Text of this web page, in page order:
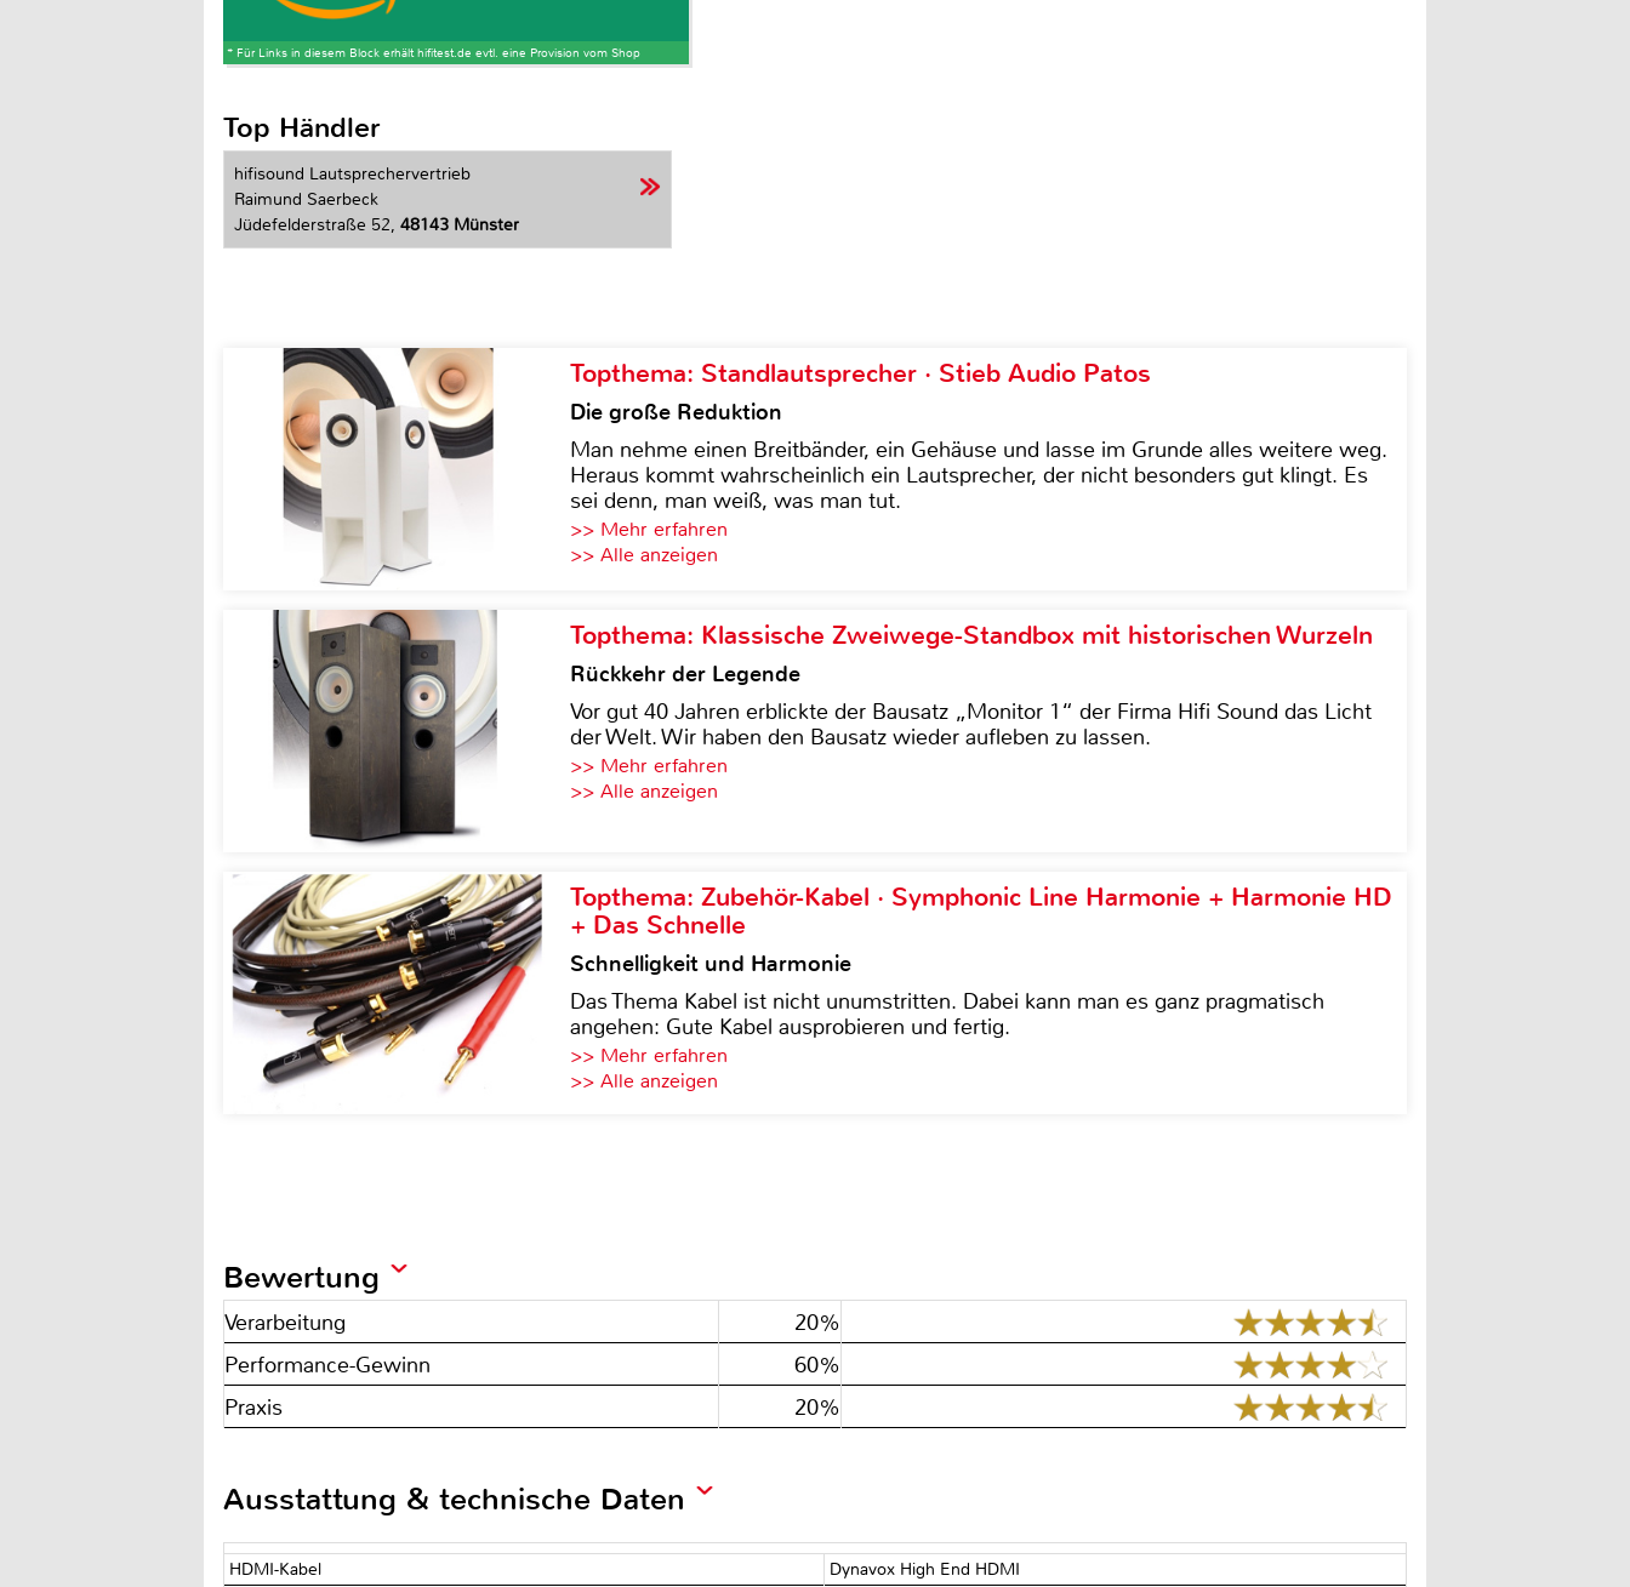
* Für Links in diesem Block erhält hifitest.de evtl. eine Provision vom Shop
Top Händler
hifisound Lautsprechervertrieb
Raimund Saerbeck
Jüdefelderstraße 52, 48143 Münster
Topthema: Standlautsprecher · Stieb Audio Patos
Die große Reduktion
Man nehme einen Breitbänder, ein Gehäuse und lasse im Grunde alles weitere weg.
Heraus kommt wahrscheinlich ein Lautsprecher, der nicht besonders gut klingt. Es
sei denn, man weiß, was man tut.
>> Mehr erfahren
>> Alle anzeigen
Topthema: Klassische Zweiwege-Standbox mit historischen Wurzeln
Rückkehr der Legende
Vor gut 40 Jahren erblickte der Bausatz „Monitor 1“ der Firma Hifi Sound das Licht
der Welt. Wir haben den Bausatz wieder aufleben zu lassen.
>> Mehr erfahren
>> Alle anzeigen
Topthema: Zubehör-Kabel · Symphonic Line Harmonie + Harmonie HD
+ Das Schnelle
Schnelligkeit und Harmonie
Das Thema Kabel ist nicht unumstritten. Dabei kann man es ganz pragmatisch
angehen: Gute Kabel ausprobieren und fertig.
>> Mehr erfahren
>> Alle anzeigen
Bewertung
Verarbeitung
20%
Performance-Gewinn
60%
Praxis
20%
Ausstattung & technische Daten
HDMI-Kabel Dynavox High End HDMI